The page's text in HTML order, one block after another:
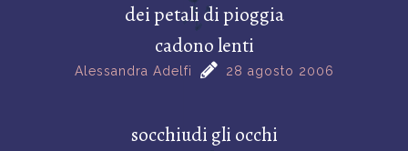
dei petali di pioggia
cadono lenti
Alessandra Adelfi 28 agosto 2006
socchiudi gli occhi